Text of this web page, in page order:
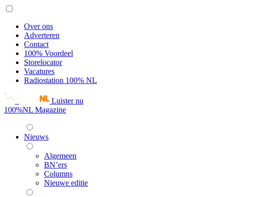
Over ons
Adverteren
Contact
100% Voordeel
Storelocator
Vacatures
Radiostation 100% NL
Luister nu
100%NL Magazine
Nieuws
Algemeen
BN’ers
Columns
Nieuwe editie